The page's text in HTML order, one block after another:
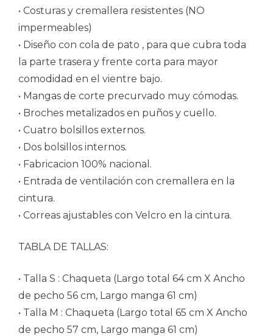
• Costuras y cremallera resistentes (NO
impermeables)
• Diseño con cola de pato , para que cubra toda
la parte trasera y frente corta para mayor
comodidad en el vientre bajo.
• Mangas de corte precurvado muy cómodas.
• Broches metalizados en puños y cuello.
• Cuatro bolsillos externos.
• Dos bolsillos internos.
• Fabricacion 100% nacional.
• Entrada de ventilación con cremallera en la
cintura.
• Correas ajustables con Velcro en la cintura.
TABLA DE TALLAS:
• Talla S : Chaqueta (Largo total 64 cm X Ancho
de pecho 56 cm, Largo manga 61 cm)
• Talla M : Chaqueta (Largo total 65 cm X Ancho
de pecho 57 cm, Largo manga 61 cm)